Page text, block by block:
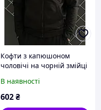
Кофти з капюшоном
чоловічі на чорній змійці
Чоловіча крута кофта Я
Українець
В наявності
602₴